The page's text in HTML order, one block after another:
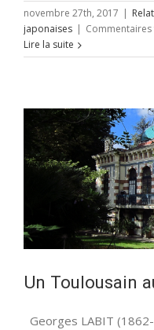
novembre 27th, 2017 |
japonaises |
Lire la suite
Un Toulousain
Georges LABIT